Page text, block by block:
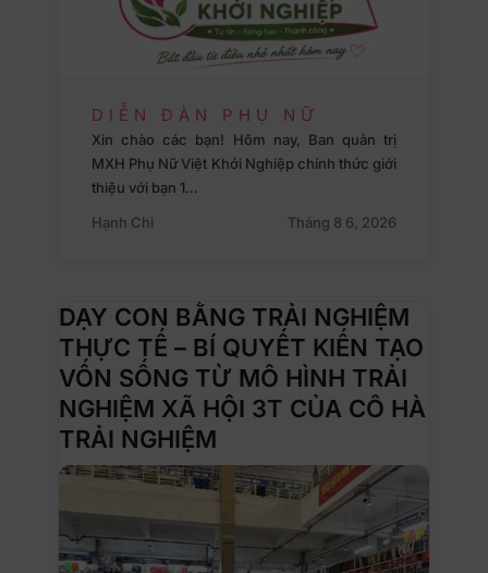
DIỄN ĐÀN PHỤ NỮ
Xin chào các bạn! Hôm nay, Ban quản trị
MXH Phụ Nữ Việt Khởi Nghiệp chính thức giới
thiệu với bạn 1…
Hạnh Chi
Tháng 8 6, 2026
DẠY CON BẰNG TRẢI NGHIỆM
THỰC TẾ – BÍ QUYẾT KIẾN TẠO
VỐN SỐNG TỪ MÔ HÌNH TRẢI
NGHIỆM XÃ HỘI 3T CỦA CÔ HÀ
TRẢI NGHIỆM